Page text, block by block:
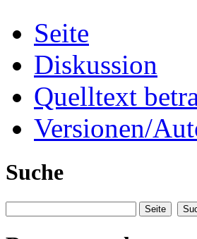
Seite
Diskussion
Quelltext
Versionen/
Suche